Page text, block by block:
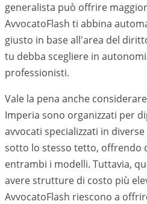
generalista può offrire
AvvocatoFlash ti abbina
giusto in base all'area del
tu debba scegliere in
professionisti.
Vale la pena anche
Imperia sono organizzati per
avvocati specializzati in
sotto lo stesso tetto, offrendo
entrambi i modelli. Tuttavia,
avere strutture di costo più
AvvocatoFlash riescono a